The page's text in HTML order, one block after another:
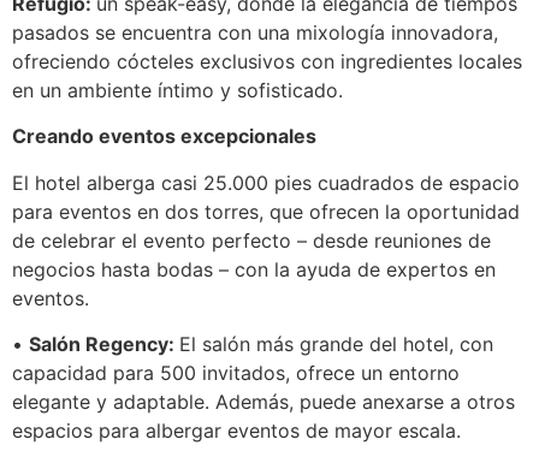
pasados se encuentra con una mixología innovadora,
ofreciendo cócteles exclusivos con ingredientes locales
en un ambiente íntimo y sofisticado.
Creando eventos excepcionales
El hotel alberga casi 25.000 pies cuadrados de espacio
para eventos en dos torres, que ofrecen la oportunidad
de celebrar el evento perfecto – desde reuniones de
negocios hasta bodas – con la ayuda de expertos en
eventos.
• Salón Regency: El salón más grande del hotel, con
capacidad para 500 invitados, ofrece un entorno
elegante y adaptable. Además, puede anexarse a otros
espacios para albergar eventos de mayor escala.